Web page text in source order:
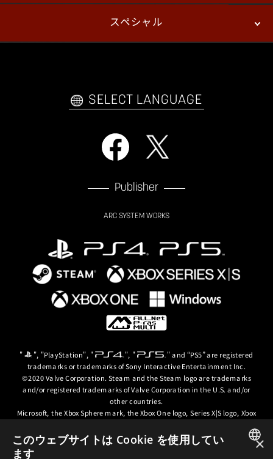
プレイヤーズ
スペシャル
自己紹介カードメーカー アーケード
SELECT LANGUAGE
Publisher
ARC SYSTEM WORKS
" ", "PlayStation", " ", " " and “PS5” are registered
trademarks or trademarks of Sony Interactive Entertainment Inc.
©2020 Valve Corporation. Steam and the Steam logo are trademarks
and/or registered trademarks of Valve Corporation in the U.S. and/or
other countries.
Microsoft, the Xbox Sphere mark, the Xbox One logo, Series X|S logo, Xbox
trademarks of the Microsoft group of companies. ×
このウェブサイトは Cookie を使用してい
ます